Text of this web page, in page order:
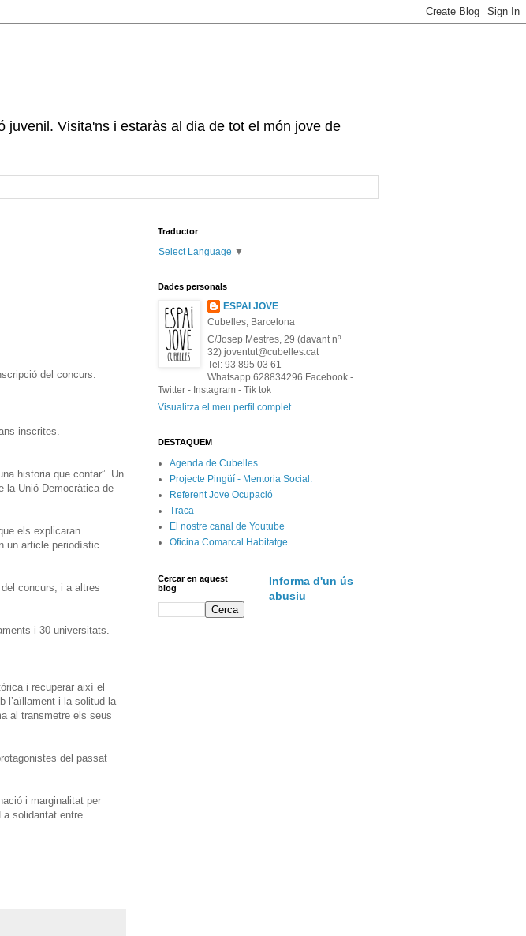
Visita'ns i estaràs al dia de tot el món jove de
del concurs.
inscrites.
historia que contar”. Un
la Unió Democràtica de
els explicaran
un article periodístic
concurs, i a altres
i 30 universitats.
i recuperar així el
l’aïllament i la solitud la
al transmetre els seus
del passat
i marginalitat per
solidaritat entre
Traductor
Select Language ▼
Dades personals
ESPAI JOVE
Cubelles, Barcelona
C/Josep Mestres, 29 (davant nº
32) joventut@cubelles.cat
Tel: 93 895 03 61
Whatsapp 628834296 Facebook -
Twitter - Instagram - Tik tok
Visualitza el meu perfil complet
DESTAQUEM
Agenda de Cubelles
Projecte Pingüí - Mentoria Social.
Referent Jove Ocupació
Traca
El nostre canal de Youtube
Oficina Comarcal Habitatge
Cercar en aquest
blog
Informa d'un ús
abusiu